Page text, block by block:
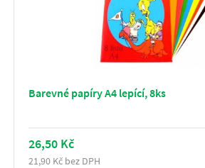
Barevné papíry A4 lepící, 8ks
26,50 Kč
21,90 Kč bez DPH